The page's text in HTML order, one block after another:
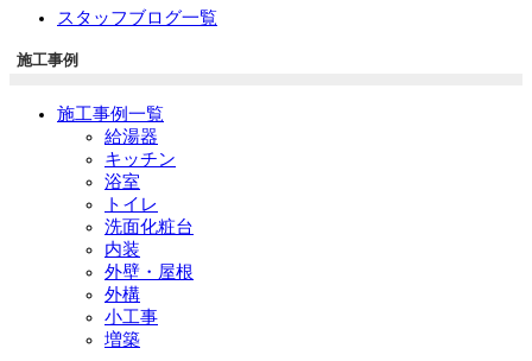
スタッフブログ一覧
施工事例
施工事例一覧
給湯器
キッチン
浴室
トイレ
洗面化粧台
内装
外壁・屋根
外構
小工事
増築